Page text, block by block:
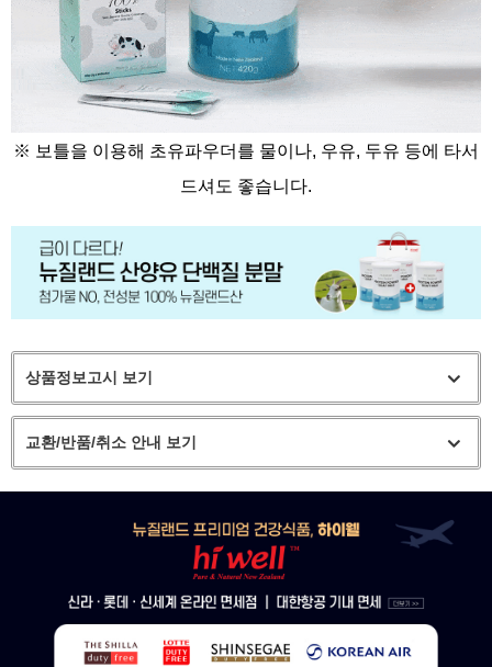
※ 보틀을 이용해 초유파우더를 물이나, 우유, 두유 등에 타서
드셔도 좋습니다.
상품정보고시 보기
교환/반품/취소 안내 보기